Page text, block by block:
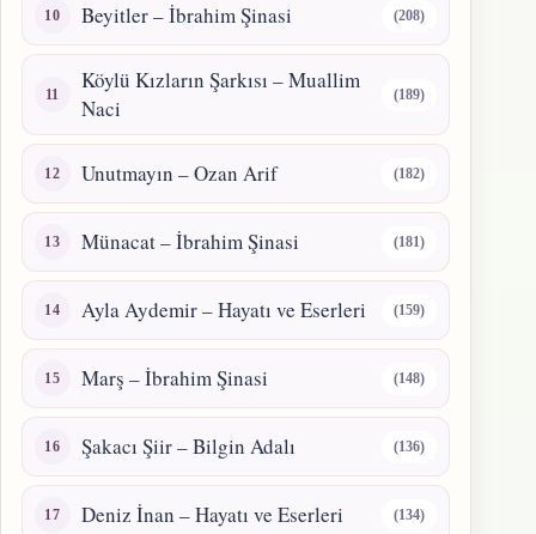
Beyitler – İbrahim Şinasi (208)
Köylü Kızların Şarkısı – Muallim
Naci
(189)
Unutmayın – Ozan Arif (182)
Münacat – İbrahim Şinasi (181)
Ayla Aydemir – Hayatı ve Eserleri (159)
Marş – İbrahim Şinasi (148)
Şakacı Şiir – Bilgin Adalı (136)
Deniz İnan – Hayatı ve Eserleri (134)